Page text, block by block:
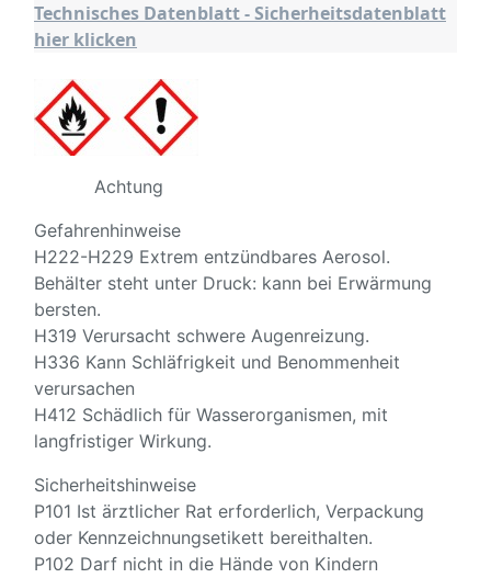
Technisches Datenblatt - Sicherheitsdatenblatt
hier klicken
Achtung
Gefahrenhinweise
H222-H229 Extrem entzündbares Aerosol.
Behälter steht unter Druck: kann bei Erwärmung
bersten.
H319 Verursacht schwere Augenreizung.
H336 Kann Schläfrigkeit und Benommenheit
verursachen
H412 Schädlich für Wasserorganismen, mit
langfristiger Wirkung.
Sicherheitshinweise
P101 Ist ärztlicher Rat erforderlich, Verpackung
oder Kennzeichnungsetikett bereithalten.
P102 Darf nicht in die Hände von Kindern